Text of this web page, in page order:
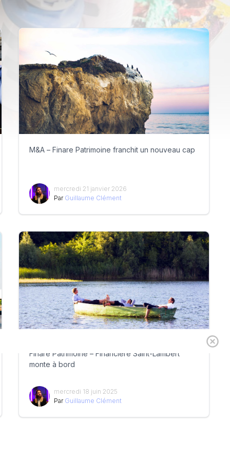
M&A – Finare Patrimoine franchit un nouveau cap
mercredi 21 janvier 2026
Par Guillaume Clément
Finare Patrimoine – Financière Saint-Lambert
monte à bord
mercredi 18 juin 2025
Par Guillaume Clément